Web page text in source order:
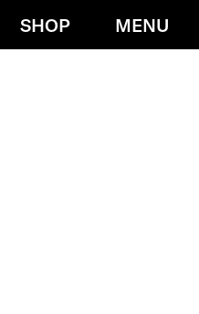
SHOP MENU